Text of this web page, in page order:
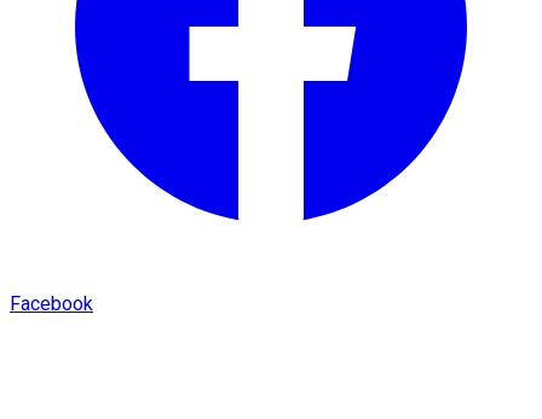
Facebook